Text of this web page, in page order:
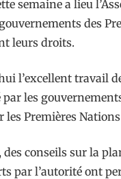
semaine a lieu
des
leurs droits.
l’excellent
les
Premières
conseils sur la
par l’autorité ont